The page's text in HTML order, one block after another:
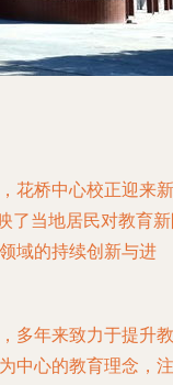
花桥中心校正迎来新
了当地居民对教育
域的持续创新与进
多年来致力于提升教
中心的教育理念，注